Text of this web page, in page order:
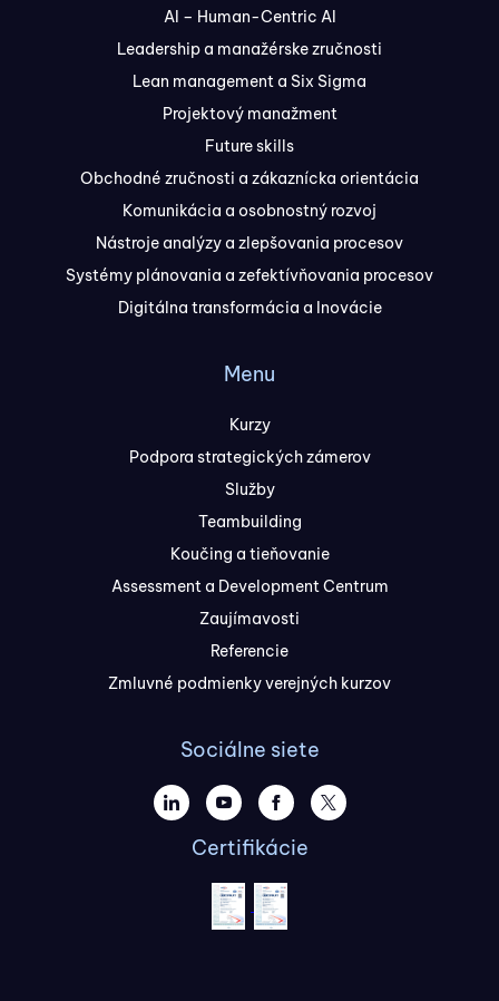
AI – Human-Centric AI
Leadership a manažérske zručnosti
Lean management a Six Sigma
Projektový manažment
Future skills
Obchodné zručnosti a zákaznícka orientácia
Komunikácia a osobnostný rozvoj
Nástroje analýzy a zlepšovania procesov
Systémy plánovania a zefektívňovania procesov
Digitálna transformácia a Inovácie
Menu
Kurzy
Podpora strategických zámerov
Služby
Teambuilding
Koučing a tieňovanie
Assessment a Development Centrum
Zaujímavosti
Referencie
Zmluvné podmienky verejných kurzov
Sociálne siete
Certifikácie